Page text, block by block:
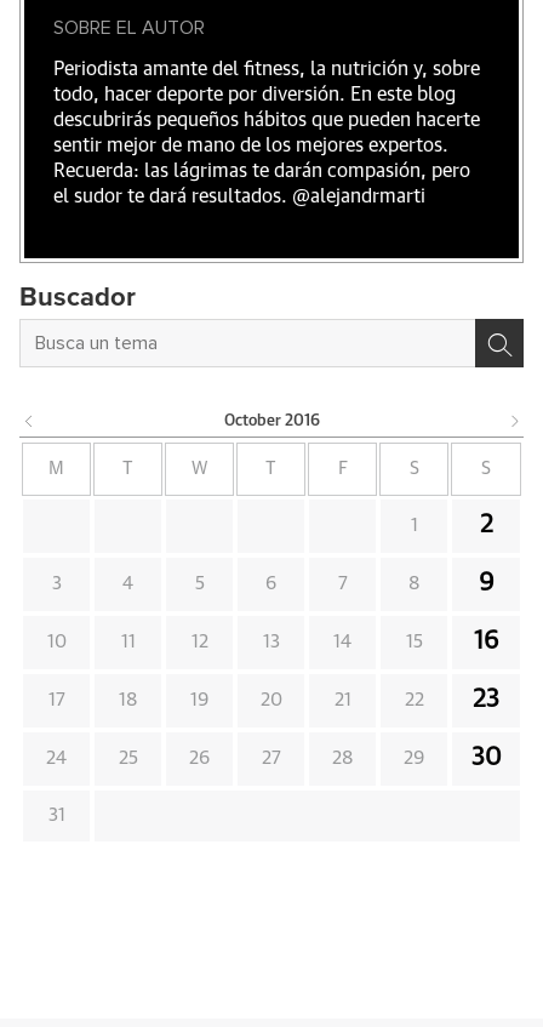
SOBRE EL AUTOR
Periodista amante del fitness, la nutrición y, sobre
todo, hacer deporte por diversión. En este blog
descubrirás pequeños hábitos que pueden hacerte
sentir mejor de mano de los mejores expertos.
Recuerda: las lágrimas te darán compasión, pero
el sudor te dará resultados. @alejandrmarti
Buscador
October 2016
M W F S S
1 2
3 4 5 6 7 8 9
10 11 12 13 14 15 16
17 18 19 20 21 22 23
24 25 26 27 28 29 30
31